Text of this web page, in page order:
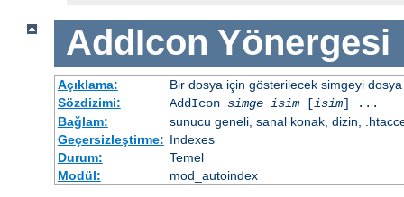
AddIcon Yönergesi
Açıklama:
Bir dosya için gösterilecek simgeyi
Sözdizimi:
AddIcon simge isim[isim] ...
Bağlam:
sunucu geneli, sanal konak, dizin,
Geçersizleştirme: Indexes
Durum:
Temel
Modül:
mod_autoindex